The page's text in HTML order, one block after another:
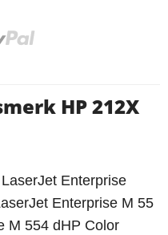
HP 212X
Enterprise
Enterprise M 55
M 554 dHP Color